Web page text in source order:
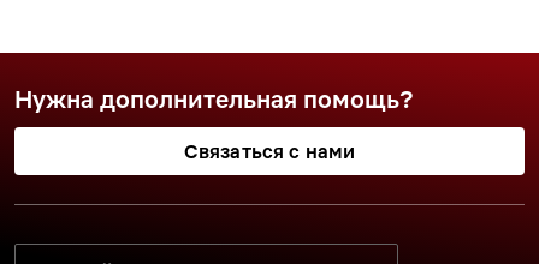
Нужна дополнительная помощь?
Связаться с нами
ВЫБЕРИТЕ ПРЕДПОЧИТАЕМЫЙ ЯЗЫК: